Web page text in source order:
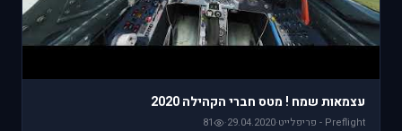
עצמאות שמח ! מטס חברי הקהילה 2020
Preflight - פריפלייט ·
29.04.2020
·
81